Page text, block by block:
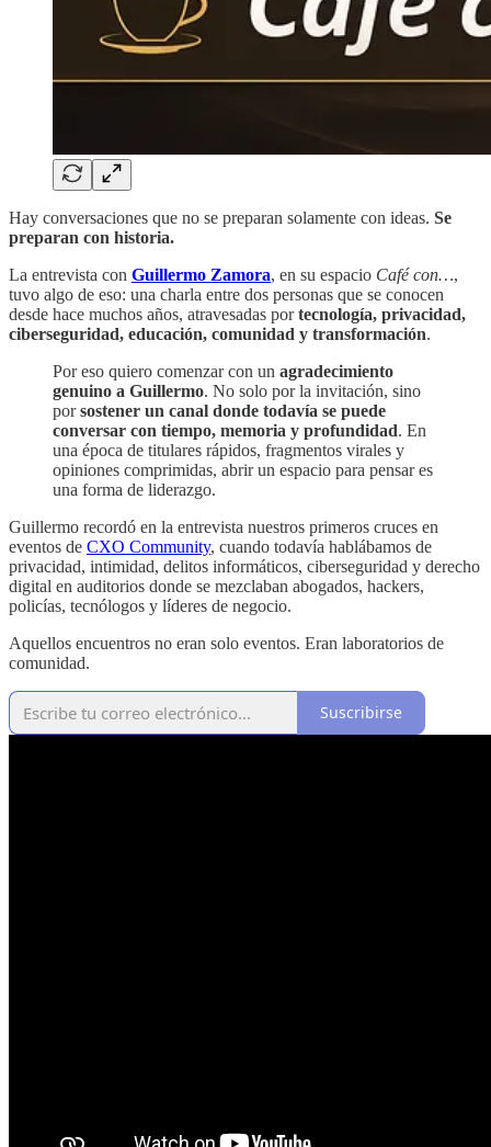
Hay conversaciones que no se preparan solamente con ideas. Se
preparan con historia.
La entrevista con Guillermo Zamora, en su espacio Café con…,
tuvo algo de eso: una charla entre dos personas que se conocen
desde hace muchos años, atravesadas portecnología, privacidad,
ciberseguridad, educación, comunidad y transformación.
Por eso quiero comenzar con un agradecimiento
genuino a Guillermo. No solo por la invitación, sino
porsostener un canal donde todavía se puede
conversar con tiempo, memoria y profundidad. En
una época de titulares rápidos, fragmentos virales y
opiniones comprimidas, abrir un espacio para pensar es
una forma de liderazgo.
Guillermo recordó en la entrevista nuestros primeros cruces en
eventos de CXO Community, cuando todavía hablábamos de
privacidad, intimidad, delitos informáticos, ciberseguridad y derecho
digital en auditorios donde se mezclaban abogados, hackers,
policías, tecnólogos y líderes de negocio.
Aquellos encuentros no eran solo eventos. Eran laboratorios de
comunidad.
Suscribirse